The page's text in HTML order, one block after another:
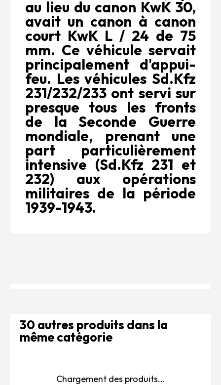
au lieu du canon KwK 30,
avait un canon à canon
court KwK L / 24 de 75
mm. Ce véhicule servait
principalement d'appui-
feu. Les véhicules Sd.Kfz
231/232/233 ont servi sur
presque tous les fronts
de la Seconde Guerre
mondiale, prenant une
part particulièrement
intensive (Sd.Kfz 231 et
232) aux opérations
militaires de la période
1939-1943.
30 autres produits dans la
même catégorie
Chargement des produits...